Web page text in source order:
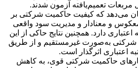
تعمیم‌یافته آزمون شدند.
می‌دهد که کیفیت حاکمیت شرکتی بر
و معنادار و مدیریت سود واقعی
اعتباری دارد. همچنین نتایج حاکی از این
به‌صورت غیرمستقیم و از طریق
اعتباری اثرگذار است.
حاکمیت شرکتی قوی، به کاهش